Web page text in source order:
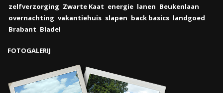
zelfverzorging Zwarte Kaat energie lanen Beukenlaan
overnachting vakantiehuis slapen back basics landgoed
Brabant Bladel
FOTOGALERIJ